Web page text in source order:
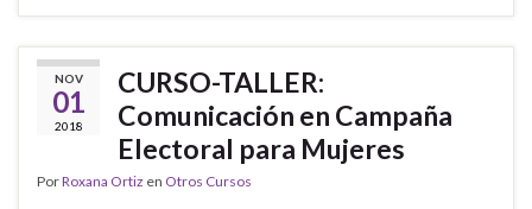
NOV
01
2018
CURSO-TALLER:
Comunicación en Campaña
Electoral para Mujeres
PorRoxana Ortiz en Otros Cursos